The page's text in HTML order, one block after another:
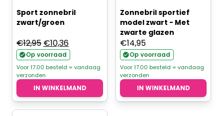
Sport zonnebril
zwart/groen
€12,95 Oorspronkelijke
prijs
was:
€12,95.
€10,36Huidige
prijs
is:
€10,36.
Op voorraad
Voor 17.00 besteld = vandaag
verzonden
IN WINKELMAND
Zonnebril sportief
model zwart - Met
zwarte glazen
€14,95
Op voorraad
Voor 17.00 besteld = vandaag
verzonden
IN WINKELMAND